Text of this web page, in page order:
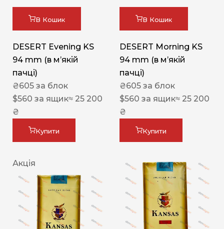
В Кошик
DESERT Evening KS
94 mm (в мʼякій
пачці)
₴605 за блок
$560 за ящик≈ 25 200
₴
Купити
В Кошик
DESERT Morning KS
94 mm (в мʼякій
пачці)
₴605 за блок
$560 за ящик≈ 25 200
₴
Купити
Акція